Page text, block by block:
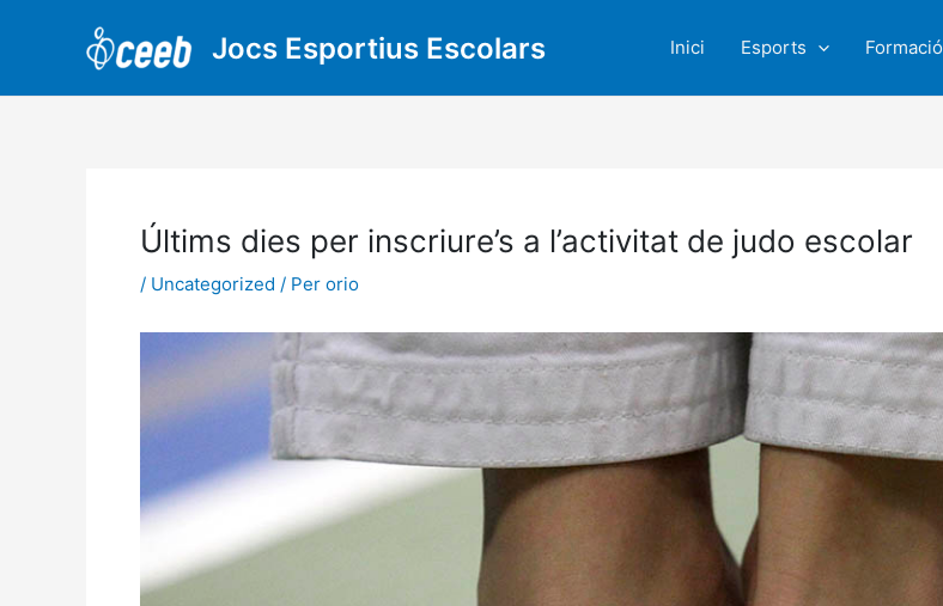
Jocs Esportius Escolars Inici Esports Formació
Últims dies per inscriure’s a l’activitat de judo escolar
/ Uncategorized / Per orio